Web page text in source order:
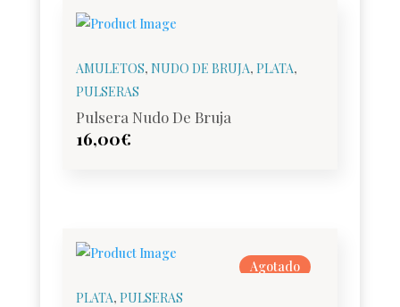
AMULETOS, NUDO DE BRUJA, PLATA,
PULSERAS
Pulsera Nudo De Bruja
16,00€
Agotado
PLATA, PULSERAS